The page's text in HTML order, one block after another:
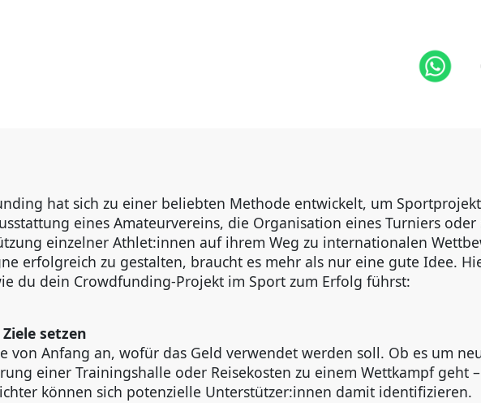
hat sich zu einer beliebten Methode entwickelt, um
eines Amateurvereins, die Organisation eines Turniers oder
einzelner Athlet:innen auf ihrem Weg zu internationalen
erfolgreich zu gestalten, braucht es mehr als nur eine gute Idee.
du dein Crowdfunding-Projekt im Sport zum Erfolg führst:
setzen
von Anfang an, wofür das Geld verwendet werden soll. Ob es um
einer Trainingshalle oder Reisekosten zu einem Wettkampf geht
können sich potenzielle Unterstützer:innen damit identifizieren.